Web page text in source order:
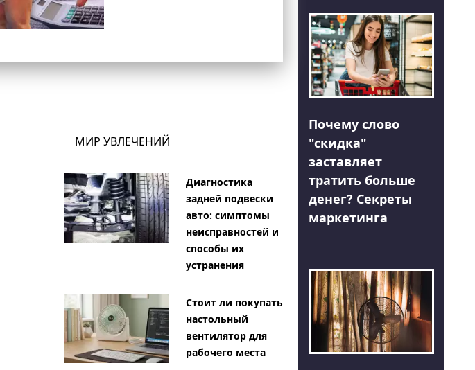
МИР УВЛЕЧЕНИЙ
Диагностика
задней подвески
авто: симптомы
неисправностей и
способы их
устранения
Стоит ли покупать
настольный
вентилятор для
рабочего места
Почему слово
"скидка"
заставляет
тратить больше
денег? Секреты
маркетинга